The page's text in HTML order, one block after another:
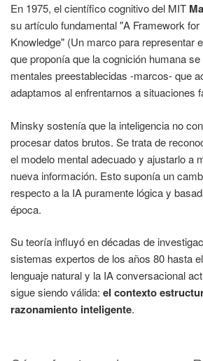
En 1975, el científico cognitivo del MIT
su artículo fundamental "A Framework
Knowledge" (Un marco para representar
que proponía que la cognición humana
mentales preestablecidas -marcos- que
adaptamos al enfrentarnos a situaciones
Minsky sostenía que la inteligencia no
procesar datos brutos. Se trata de
el modelo mental adecuado y ajustarlo a
nueva información. Esto suponía un
respecto a la IA puramente lógica y
época.
Su teoría influyó en décadas de
sistemas expertos de los años 80 hasta
lenguaje natural y la IA conversacional
sigue siendo válida: el contexto
razonamiento inteligente.